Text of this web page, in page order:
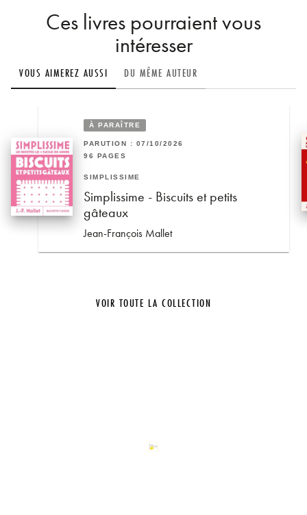
Ces livres pourraient vous
intéresser
VOUS AIMEREZ AUSSI DU MÊME AUTEUR
À PARAÎTRE
PARUTION : 07/10/2026
96 PAGES
SIMPLISSIME
Simplissime - Biscuits et petits
gâteaux
Jean-François Mallet
VOIR TOUTE LA COLLECTION